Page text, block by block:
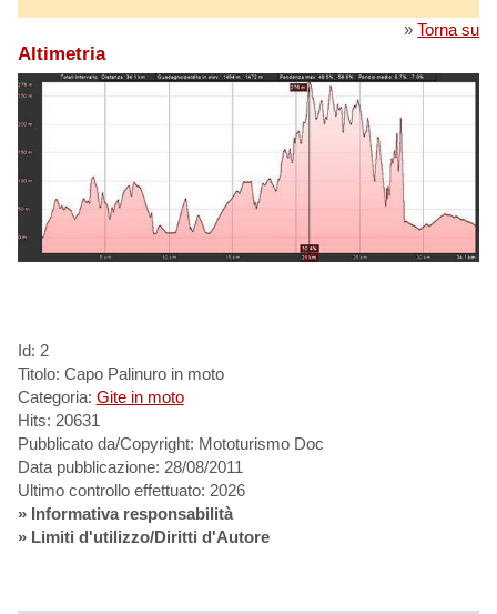
»Torna su
Altimetria
Id: 2
Titolo: Capo Palinuro in moto
Categoria: Gite in moto
Hits: 20631
Pubblicato da/Copyright: Mototurismo Doc
Data pubblicazione: 28/08/2011
Ultimo controllo effettuato: 2026
» Informativa responsabilità
» Limiti d'utilizzo/Diritti d'Autore